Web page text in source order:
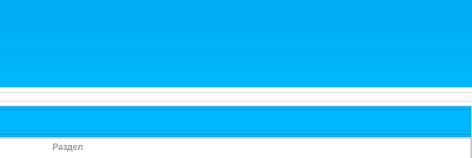
Раздел